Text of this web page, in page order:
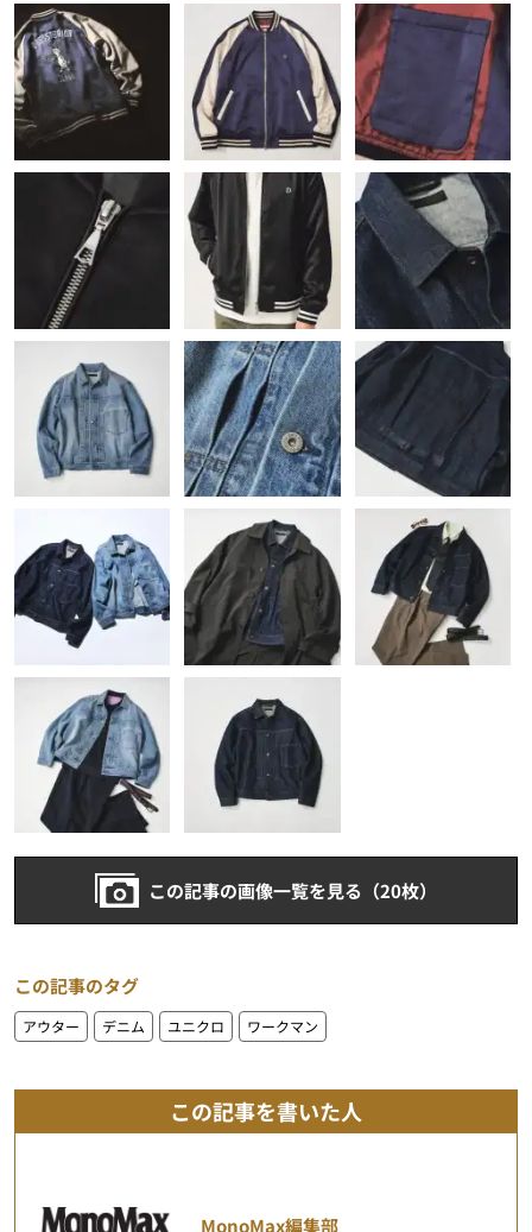
この記事の画像一覧を見る（20枚）
この記事のタグ
アウター デニム ユニクロ ワークマン
この記事を書いた人
MonoMax編集部